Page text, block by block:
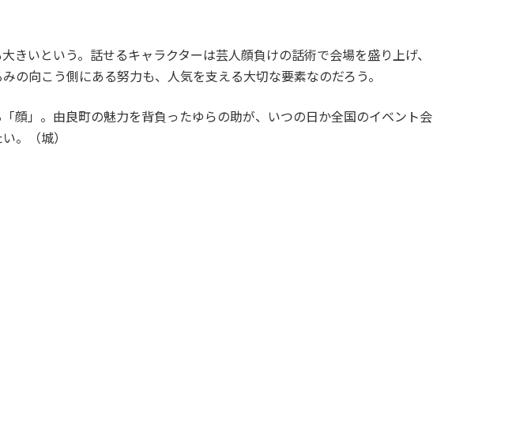
いという。話せるキャラクターは芸人顔負けの話術で会場を盛り上げ、
向こう側にある努力も、人気を支える大切な要素なのだろう。
顔」。由良町の魅力を背負ったゆらの助が、いつの日か全国のイベント会
。（城）